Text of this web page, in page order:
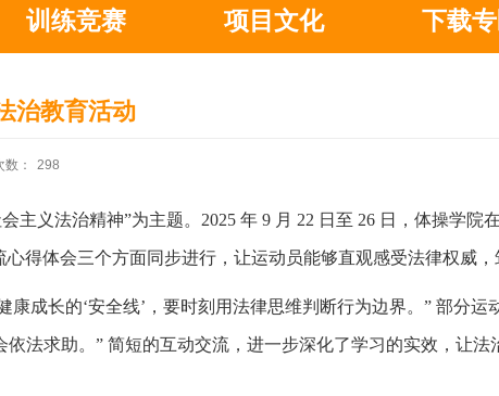
训练竞赛 项目文化 下载
治教育活动
： 298
主义法治精神”为主题。2025 年 9 月 22 日至 26 日，体操学院
得体会三个方面同步进行，让运动员能够直观感受法律权威
康成长的‘安全线’，要时刻用法律思维判断行为边界。” 部分运
法求助。” 简短的互动交流，进一步深化了学习的实效，让法